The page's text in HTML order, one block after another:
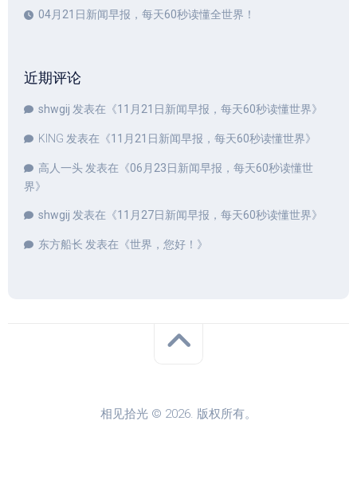
04月21日新闻早报，每天60秒读懂全世界！
近期评论
shwgij 发表在《11月21日新闻早报，每天60秒读懂世界》
KING 发表在《11月21日新闻早报，每天60秒读懂世界》
高人一头发表在《06月23日新闻早报，每天60秒读懂世
界》
shwgij 发表在《11月27日新闻早报，每天60秒读懂世界》
东方船长 发表在《世界，您好！ 》
相见拾光 © 2026. 版权所有。